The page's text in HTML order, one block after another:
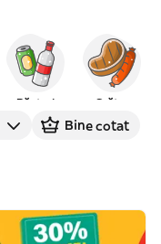
Băuturi Grătar
Bine cotat